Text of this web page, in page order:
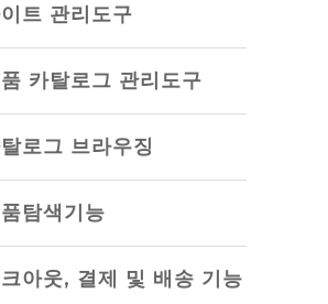
트 관리도구
카탈로그 관리도구
로그 브라우징
탐색기능
아웃, 결제 및 배송 기능